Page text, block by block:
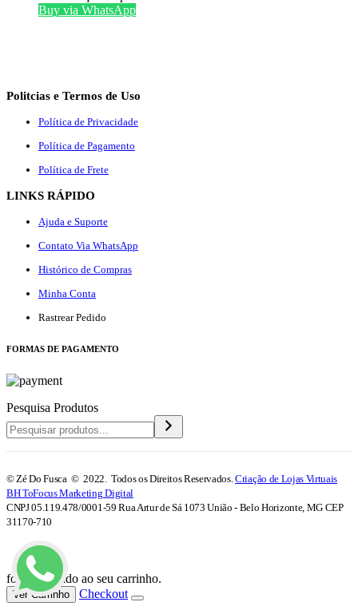
Buy via WhatsApp
Politcias e Termos de Uso
Política de Privacidade
Política de Pagamento
Política de Frete
LINKS RÁPIDO
Ajuda e Suporte
Contato Via WhatsApp
Histórico de Compras
Minha Conta
Rastrear Pedido
FORMAS DE PAGAMENTO
Pesquisa Produtos
© Zé Do Fusca © 2022. Todos os Direitos Reservados.Criação de Lojas Virtuais
BH ToFocus Marketing Digital
CNPJ 05.119.478/0001-59 Rua Artur de Sá 1073 União - Belo Horizonte, MG CEP
31170-710
foi adicionado ao seu carrinho.
Ver Carrinho Checkout